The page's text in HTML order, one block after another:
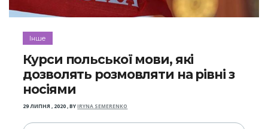
Інше
Курси польської мови, які
дозволять розмовляти на рівні з
носіями
29 ЛИПНЯ , 2020,BYIRYNA SEMERENKO